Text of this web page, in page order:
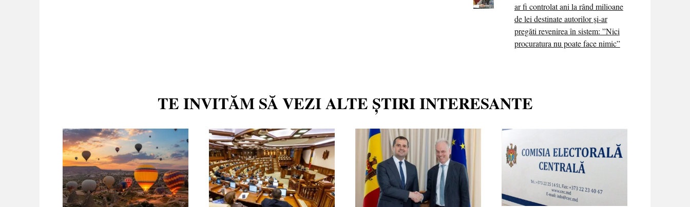
ar fi controlat ani la rând milioane
de lei destinate autorilor și-ar
pregăti revenirea în sistem: ”Nici
procuratura nu poate face nimic”
TE INVITĂM SĂ VEZI ALTE ȘTIRI INTERESANTE